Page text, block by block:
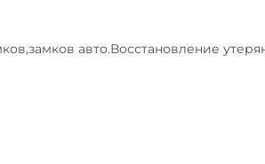
авто.Восстановление